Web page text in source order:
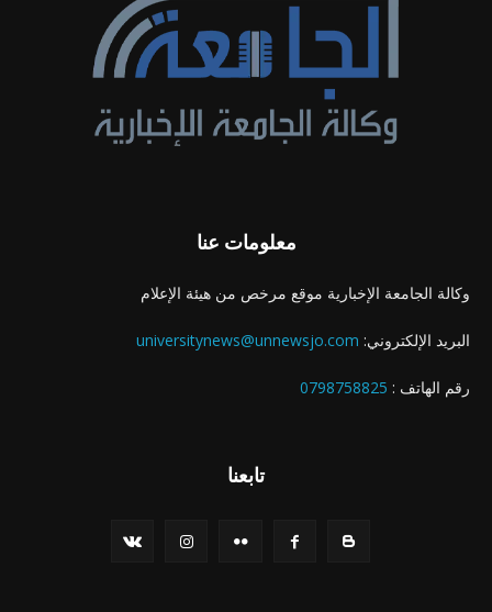
معلومات عنا
وكالة الجامعة الإخبارية موقع مرخص من هيئة الإعلام
البريد الإلكتروني: universitynews@unnewsjo.com
رقم الهاتف : 0798758825
تابعنا